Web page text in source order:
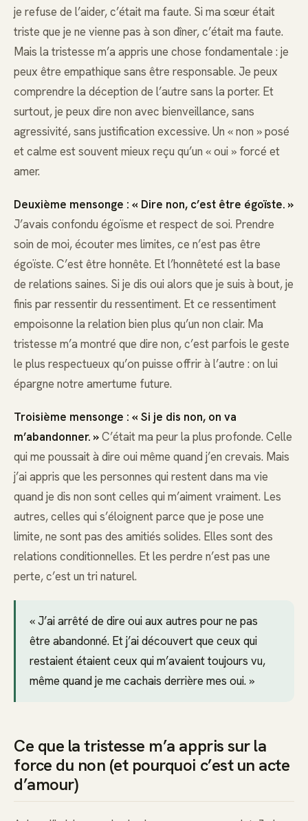
je refuse de l’aider, c’était ma faute. Si ma sœur était
triste que je ne vienne pas à son dîner, c’était ma faute.
Mais la tristesse m’a appris une chose fondamentale : je
peux être empathique sans être responsable. Je peux
comprendre la déception de l’autre sans la porter. Et
surtout, je peux dire non avec bienveillance, sans
agressivité, sans justification excessive. Un « non » posé
et calme est souvent mieux reçu qu’un « oui » forcé et
amer.
Deuxième mensonge : « Dire non, c’est être égoïste. »
J’avais confondu égoïsme et respect de soi. Prendre
soin de moi, écouter mes limites, ce n’est pas être
égoïste. C’est être honnête. Et l’honnêteté est la base
de relations saines. Si je dis oui alors que je suis à bout, je
finis par ressentir du ressentiment. Et ce ressentiment
empoisonne la relation bien plus qu’un non clair. Ma
tristesse m’a montré que dire non, c’est parfois le geste
le plus respectueux qu’on puisse offrir à l’autre : on lui
épargne notre amertume future.
Troisième mensonge : « Si je dis non, on va
m’abandonner. »C’était ma peur la plus profonde. Celle
qui me poussait à dire oui même quand j’en crevais. Mais
j’ai appris que les personnes qui restent dans ma vie
quand je dis non sont celles qui m’aiment vraiment. Les
autres, celles qui s’éloignent parce que je pose une
limite, ne sont pas des amitiés solides. Elles sont des
relations conditionnelles. Et les perdre n’est pas une
perte, c’est un tri naturel.
« J’ai arrêté de dire oui aux autres pour ne pas
être abandonné. Et j’ai découvert que ceux qui
restaient étaient ceux qui m’avaient toujours vu,
même quand je me cachais derrière mes oui. »
Ce que la tristesse m’a appris sur la
force du non (et pourquoi c’est un acte
d’amour)